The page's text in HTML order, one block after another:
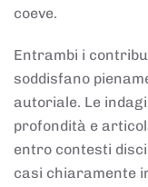
coeve.
Entrambi i
soddisfano
autoriale. Le
profondità e
entro contesti
casi chiaramente